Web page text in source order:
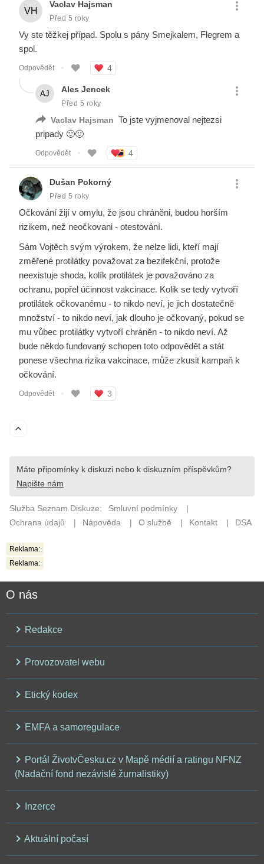
Reklama:
Reklama:
O nás
Redakce
Provozovatel webu
Etický kodex
EMFA a samoregulace
Portál ŽivotvČesku.cz v Mapě médií a ratingu NFNZ
(Nadační fond nezávislé žurnalistiky)
Inzerce
Aktuální počasí